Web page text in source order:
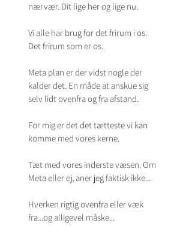
nærvær. Dit lige her og lige nu.
Vi alle har brug for det frirum i os.
Det frirum som er os.
Meta plan er der vidst nogle der
kalder det. En måde at anskue sig
selv lidt ovenfra og fra afstand.
For mig er det det tætteste vi kan
komme med vores kerne.
Tæt med vores inderste væsen. Om
Meta eller ej, aner jeg faktisk ikke...
Hverken rigtig ovenfra eller væk
fra...og alligevel måske...